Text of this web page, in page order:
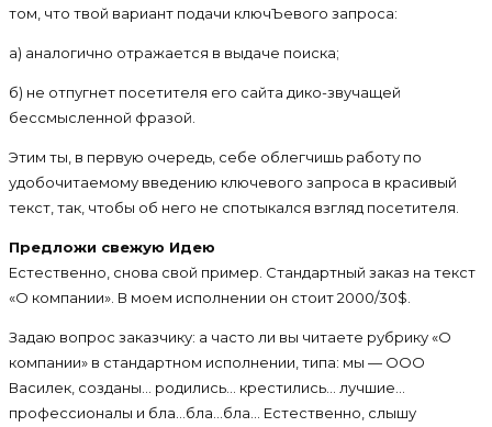
том, что твой вариант подачи ключЪевого запроса:
а) аналогично отражается в выдаче поиска;
б) не отпугнет посетителя его сайта дико-звучащей
бессмысленной фразой.
Этим ты, в первую очередь, себе облегчишь работу по
удобочитаемому введению ключевого запроса в красивый
текст, так, чтобы об него не спотыкался взгляд посетителя.
Предложи свежую Идею
Естественно, снова свой пример. Стандартный заказ на текст
«О компании». В моем исполнении он стоит 2000/30$.
Задаю вопрос заказчику: а часто ли вы читаете рубрику «О
компании» в стандартном исполнении, типа: мы — ООО
Василек, созданы… родились… крестились… лучшие…
профессионалы и бла…бла…бла… Естественно, слышу